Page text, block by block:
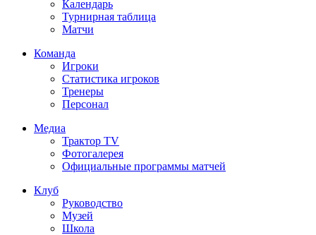
Календарь
Турнирная таблица
Матчи
Команда
Игроки
Статистика игроков
Тренеры
Персонал
Медиа
Трактор TV
Фотогалерея
Официальные программы матчей
Клуб
Руководство
Музей
Школа